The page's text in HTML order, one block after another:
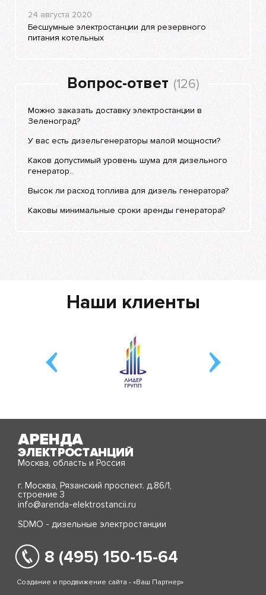
24 августа 2020
Бесшумные электростанции для резервного
питания котельных
Вопрос-ответ (126)
Можно заказать доставку электростанции в
Зеленоград?
У вас есть дизельгенераторы малой мощности?
Каков допустимый уровень шума для дизельного
генератор..
Высок ли расход топлива для дизель генератора?
Каковы минимальные сроки аренды генератора?
Наши клиенты
Москва, область и Россия
г. Москва, Рязанский проспект. д.86/1,
строение 3
info@arenda-elektrostancii.ru
SDMO - дизельные электростанции
8 (495) 150-15-64
Создание и продвижение сайта - «Ваш Партнер»